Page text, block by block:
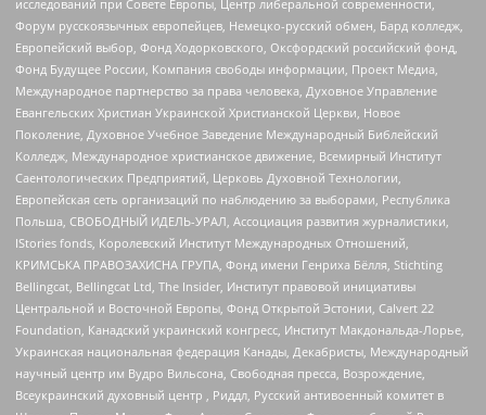
исследований при Совете Европы, Центр либеральной современности,
Форум русскоязычных европейцев, Немецко-русский обмен, Бард колледж,
Европейский выбор, Фонд Ходорковского, Оксфордский российский фонд,
Фонд Будущее России, Компания свободы информации, Проект Медиа,
Международное партнерство за права человека, Духовное Управление
Евангельских Христиан Украинской Христианской Церкви, Новое
Поколение, Духовное Учебное Заведение Международный Библейский
Колледж, Международное христианское движение, Всемирный Институт
Саентологических Предприятий, Церковь Духовной Технологии,
Европейская сеть организаций по наблюдению за выборами, Республика
Польша, СВОБОДНЫЙ ИДЕЛЬ-УРАЛ, Ассоциация развития журналистики,
IStories fonds, Королевский Институт Международных Отношений,
КРИМСЬКА ПРАВОЗАХИСНА ГРУПА, Фонд имени Генриха Бёлля, Stichting
Bellingcat, Bellingcat Ltd, The Insider, Институт правовой инициативы
Центральной и Восточной Европы, Фонд Открытой Эстонии, Calvert 22
Foundation, Канадский украинский конгресс, Институт Макдональда-Лорье,
Украинская национальная федерация Канады, Декабристы, Международный
научный центр им Вудро Вильсона, Свободная пресса, Возрождение,
Всеукраинский духовный центр , Риддл, Русский антивоенный комитет в